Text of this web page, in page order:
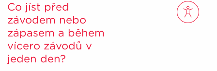
Co jíst před
závodem nebo
zápasem a během
vícero závodů v
jeden den?